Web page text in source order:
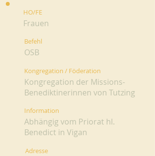
HO/FE
Frauen
Befehl
OSB
Kongregation / Föderation
Kongregation der Missions-
Benediktinerinnen von Tutzing
Information
Abhängig vom Priorat hl.
Benedict in Vigan
Adresse